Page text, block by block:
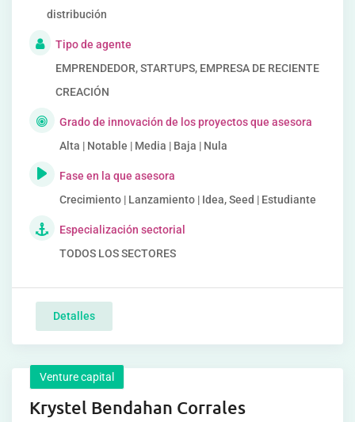
distribución
Tipo de agente
EMPRENDEDOR, STARTUPS, EMPRESA DE RECIENTE
CREACIÓN
Grado de innovación de los proyectos que asesora
Alta | Notable | Media | Baja | Nula
Fase en la que asesora
Crecimiento | Lanzamiento | Idea, Seed | Estudiante
Especialización sectorial
TODOS LOS SECTORES
Detalles
Venture capital
Krystel Bendahan Corrales